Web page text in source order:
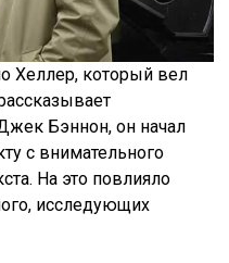
Хеллер, который вел
Бэннон, он начал
с внимательного
На это повлияло
исследующих